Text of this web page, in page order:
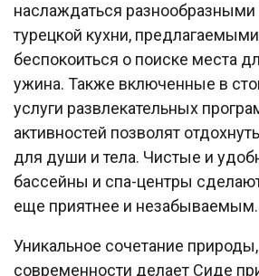
наслаждаться
турецкой кухни, предлагаемыми
беспокоиться о поиске места
ужина. Также включенные в
услуги развлекательных
активностей позволят
для души и тела. Чистые и
бассейны и спа-центры
еще приятнее и незабываемым.
Уникальное сочетание
современности делает Сиде